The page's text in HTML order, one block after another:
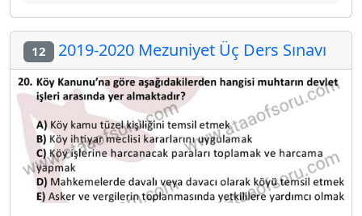
12 2019-2020 Mezuniyet Üç Ders Sınavı